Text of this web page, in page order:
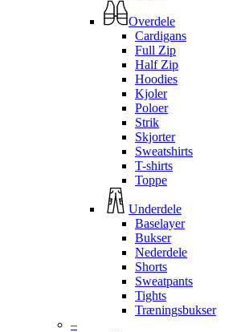
Overdele
Cardigans
Full Zip
Half Zip
Hoodies
Kjoler
Poloer
Strik
Skjorter
Sweatshirts
T-shirts
Toppe
Underdele
Baselayer
Bukser
Nederdele
Shorts
Sweatpants
Tights
Træningsbukser
–